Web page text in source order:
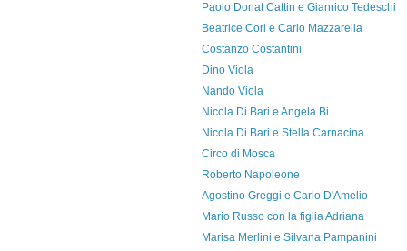
Paolo Donat Cattin e Gianrico Tedeschi
Beatrice Cori e Carlo Mazzarella
Costanzo Costantini
Dino Viola
Nando Viola
Nicola Di Bari e Angela Bi
Nicola Di Bari e Stella Carnacina
Circo di Mosca
Roberto Napoleone
Agostino Greggi e Carlo D'Amelio
Mario Russo con la figlia Adriana
Marisa Merlini e Silvana Pampanini